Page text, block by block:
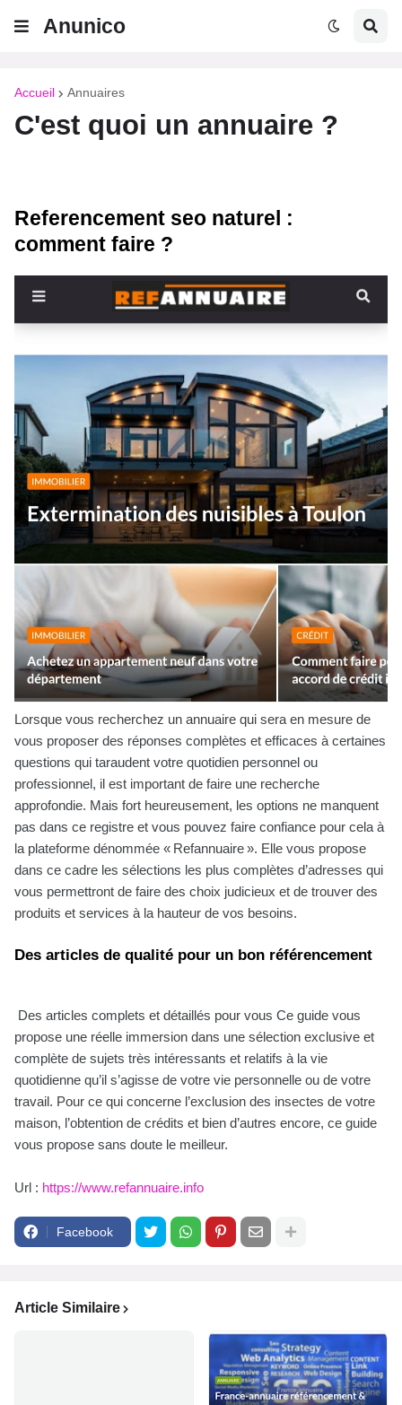
Anunico
Accueil Annuaires
C'est quoi un annuaire ?
Referencement seo naturel :
comment faire ?
Lorsque vous recherchez un annuaire qui sera en mesure de
vous proposer des réponses complètes et efficaces à certaines
questions qui taraudent votre quotidien personnel ou
professionnel, il est important de faire une recherche
approfondie. Mais fort heureusement, les options ne manquent
pas dans ce registre et vous pouvez faire confiance pour cela à
la plateforme dénommée « Refannuaire ». Elle vous propose
dans ce cadre les sélections les plus complètes d’adresses qui
vous permettront de faire des choix judicieux et de trouver des
produits et services à la hauteur de vos besoins.
Des articles de qualité pour un bon référencement
Des articles complets et détaillés pour vous Ce guide vous
propose une réelle immersion dans une sélection exclusive et
complète de sujets très intéressants et relatifs à la vie
quotidienne qu’il s’agisse de votre vie personnelle ou de votre
travail. Pour ce qui concerne l’exclusion des insectes de votre
maison, l’obtention de crédits et bien d’autres encore, ce guide
vous propose sans doute le meilleur.
Url : https://www.refannuaire.info
Facebook
Article Similaire